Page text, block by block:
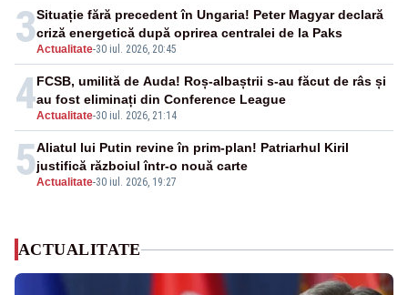
3Actualitate-30 iul. 2026, 20:45
Situație fără precedent în Ungaria! Peter Magyar declară
criză energetică după oprirea centralei de la Paks
4Actualitate-30 iul. 2026, 21:14
FCSB, umilită de Auda! Roș-albaștrii s-au făcut de râs și
au fost eliminați din Conference League
5Actualitate-30 iul. 2026, 19:27
Aliatul lui Putin revine în prim-plan! Patriarhul Kiril
justifică războiul într-o nouă carte
ACTUALITATE